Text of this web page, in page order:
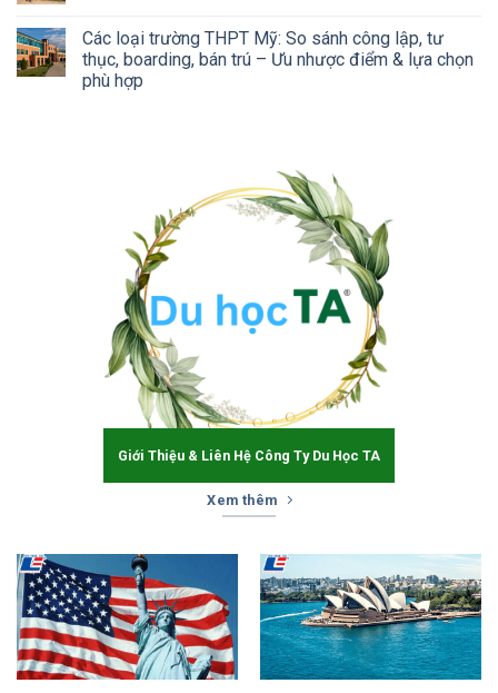
Các loại trường THPT Mỹ: So sánh công lập, tư
thục, boarding, bán trú – Ưu nhược điểm & lựa chọn
phù hợp
Giới Thiệu & Liên Hệ Công Ty Du Học TA
Xem thêm